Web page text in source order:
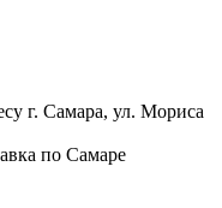
г. Самара, ул. Мориса
по Самаре